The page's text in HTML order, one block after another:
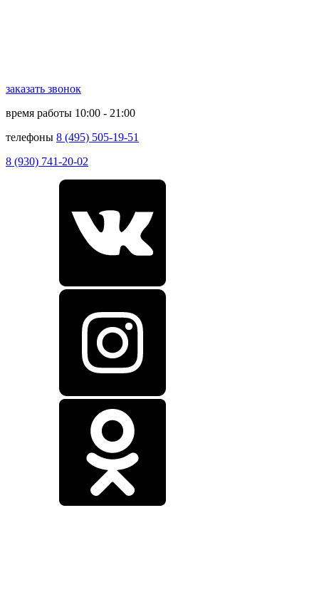
заказать звонок
время работы 10:00 - 21:00
телефоны 8 (495) 505-19-51
8 (930) 741-20-02